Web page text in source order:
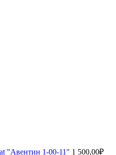
"Авентин 1-00-11" 1 500,00₽